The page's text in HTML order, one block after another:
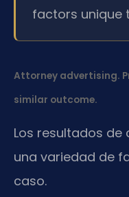
factors unique
Attorney advertising.
similar outcome.
Los resultados
una variedad de
caso.